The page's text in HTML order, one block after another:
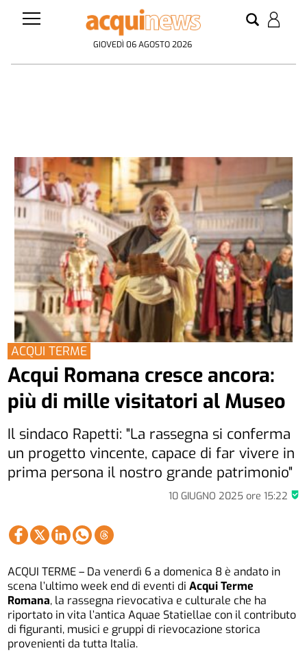
GIOVEDÌ 06 AGOSTO 2026
10 GIUGNO 2025 ore 15:22
ACQUI TERME
Acqui Romana cresce ancora:
più di mille visitatori al Museo
Il sindaco Rapetti: "La rassegna si conferma
un progetto vincente, capace di far vivere in
prima persona il nostro grande patrimonio"
ACQUI TERME – Da venerdì 6 a domenica 8 è andato in
scena l’ultimo week end di eventi diAcqui Terme
Romana, la rassegna rievocativa e culturale che ha
riportato in vita l’antica Aquae Statiellae con il contributo
di figuranti, musici e gruppi di rievocazione storica
provenienti da tutta Italia.